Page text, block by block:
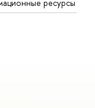
ресурсы